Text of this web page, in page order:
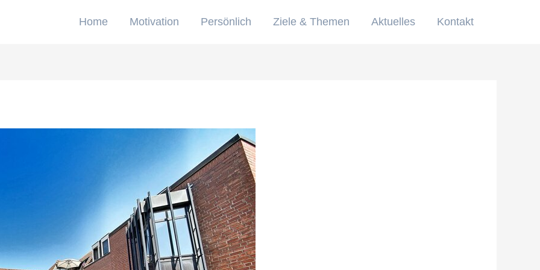
Home Motivation Persönlich Ziele & Themen Aktuelles Kontakt